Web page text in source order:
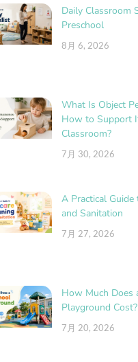
Daily Classroom
Preschool
8月 6, 2026
What Is Object
How to Support
Classroom?
7月 30, 2026
A Practical Guide
and Sanitation
7月 27, 2026
How Much Does
Playground Cost?
7月 20, 2026